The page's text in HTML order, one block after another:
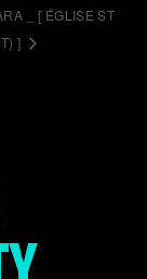
_ [ ÉGLISE ST
]